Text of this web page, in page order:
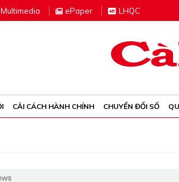
Multimedia ePaper LHQC
CẢI CÁCH HÀNH CHÍNH CHUYỂN ĐỔI SỐ